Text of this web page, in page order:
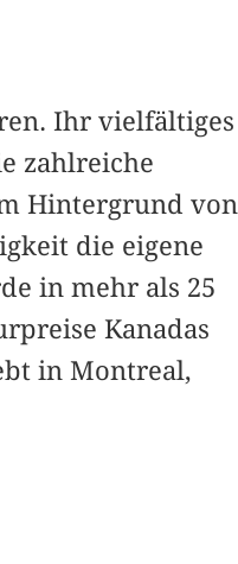
Ihr vielfältiges
zahlreiche
Hintergrund von
die eigene
in mehr als 25
Kanadas
in Montreal,